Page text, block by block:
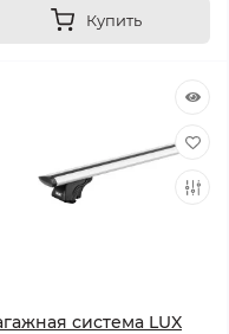
Купить
система LUX